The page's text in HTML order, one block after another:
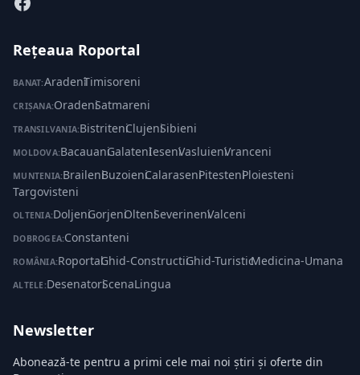
Rețeaua Roportal
BANAT:Aradeni·Timisoreni
CRIȘANA:Oradeni·Satmareni
TRANSILVANIA:Bistriteni·Clujeni·Sibieni
MOLDOVA:Bacauani·Galateni·Ieseni·Vasluieni·Vranceni
MUNTENIA:Braileni·Buzoieni·Calaraseni·Pitesteni·Ploiesteni·
Targovisteni
OLTENIA:Doljeni·Gorjeni·Olteni·Severineni·Valceni
DOBROGEA:Constanteni
ROMÂNIA:Roportal·Ghid-Constructii·Ghid-Turistic·Medicina-Umana
ALTELE:Desenatori·ScenaLingua
Newsletter
Abonează-te pentru a primi cele mai noi știri și oferte din